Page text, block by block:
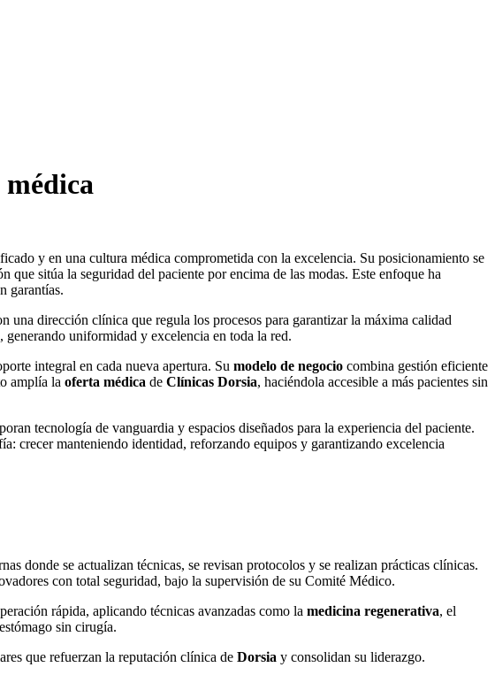
médica
y en una cultura médica comprometida con la excelencia. Su posicionamiento se
sitúa la seguridad del paciente por encima de las modas. Este enfoque ha
garantías.
una dirección clínica que regula los procesos para garantizar la máxima calidad
uniformidad y excelencia en toda la red.
integral en cada nueva apertura. Su modelo de negocio combina gestión eficiente
amplía la oferta médica de Clínicas Dorsia, haciéndola accesible a más pacientes sin
tecnología de vanguardia y espacios diseñados para la experiencia del paciente.
crecer manteniendo identidad, reforzando equipos y garantizando excelencia
donde se actualizan técnicas, se revisan protocolos y se realizan prácticas clínicas.
con total seguridad, bajo la supervisión de su Comité Médico.
rápida, aplicando técnicas avanzadas como la medicina regenerativa, el
sin cirugía.
que refuerzan la reputación clínica de Dorsia y consolidan su liderazgo.